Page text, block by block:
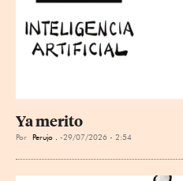
Ya merito
Por Perujo . 29/07/2026 - 2:54